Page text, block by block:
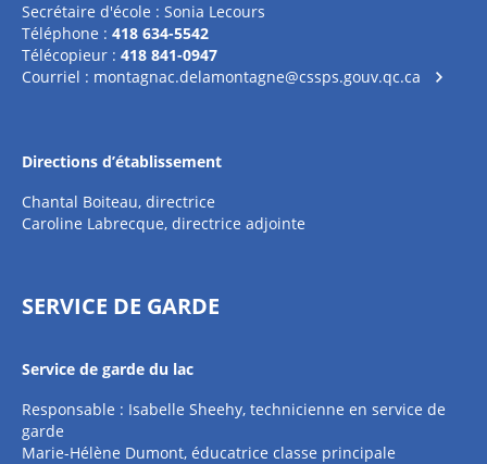
Secrétaire d'école : Sonia Lecours
Téléphone : 418 634-5542
Télécopieur : 418 841-0947
Courriel : montagnac.delamontagne@cssps.gouv.qc.ca
Directions d’établissement
Chantal Boiteau, directrice
Caroline Labrecque, directrice adjointe
SERVICE DE GARDE
Service de garde du lac
Responsable : Isabelle Sheehy, technicienne en service de
garde
Marie-Hélène Dumont, éducatrice classe principale